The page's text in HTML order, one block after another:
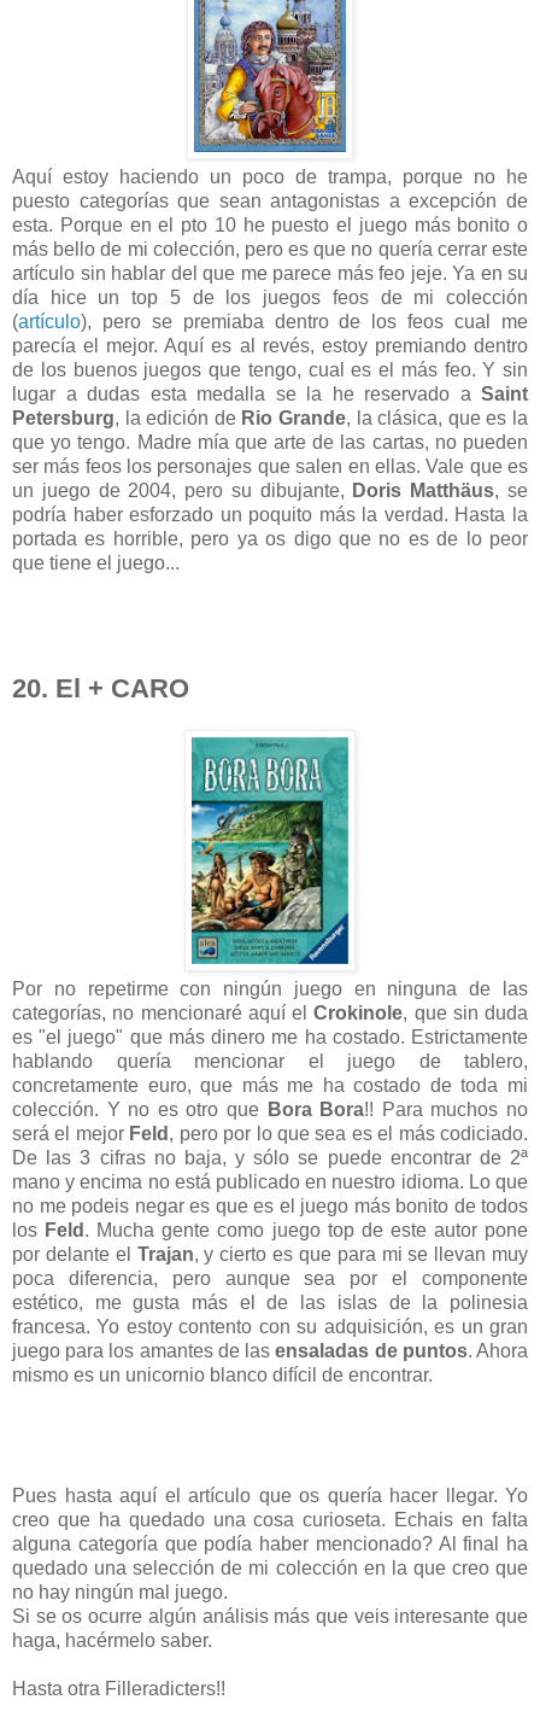
Aquí estoy haciendo un poco de trampa, porque no he
puesto categorías que sean antagonistas a excepción de
esta. Porque en el pto 10 he puesto el juego más bonito o
más bello de mi colección, pero es que no quería cerrar este
artículo sin hablar del que me parece más feo jeje. Ya en su
día hice un top 5 de los juegos feos de mi colección
(artículo), pero se premiaba dentro de los feos cual me
parecía el mejor. Aquí es al revés, estoy premiando dentro
de los buenos juegos que tengo, cual es el más feo. Y sin
lugar a dudas esta medalla se la he reservado aSaint
Petersburg, la edición de Rio Grande, la clásica, que es la
que yo tengo. Madre mía que arte de las cartas, no pueden
ser más feos los personajes que salen en ellas. Vale que es
un juego de 2004, pero su dibujante, Doris Matthäus, se
podría haber esforzado un poquito más la verdad. Hasta la
portada es horrible, pero ya os digo que no es de lo peor
que tiene el juego...
20. El + CARO
Por no repetirme con ningún juego en ninguna de las
categorías, no mencionaré aquí elCrokinole, que sin duda
es "el juego" que más dinero me ha costado. Estrictamente
hablando quería mencionar el juego de tablero,
concretamente euro, que más me ha costado de toda mi
colección. Y no es otro que Bora Bora!! Para muchos no
será el mejor Feld , pero por lo que sea es el más codiciado.
De las 3 cifras no baja, y sólo se puede encontrar de 2ª
mano y encima no está publicado en nuestro idioma. Lo que
no me podeis negar es que es el juego más bonito de todos
los Feld . Mucha gente como juego top de este autor pone
por delante el Trajan, y cierto es que para mi se llevan muy
poca diferencia, pero aunque sea por el componente
estético, me gusta más el de las islas de la polinesia
francesa. Yo estoy contento con su adquisición, es un gran
juego para los amantes de lasensaladas de puntos. Ahora
mismo es un unicornio blanco difícil de encontrar.
Pues hasta aquí el artículo que os quería hacer llegar. Yo
creo que ha quedado una cosa curioseta. Echais en falta
alguna categoría que podía haber mencionado? Al final ha
quedado una selección de mi colección en la que creo que
no hay ningún mal juego.
Si se os ocurre algún análisis más que veis interesante que
haga, hacérmelo saber.
Hasta otra Filleradicters!!